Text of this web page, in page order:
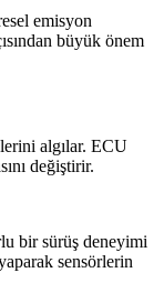
emisyon
büyük önem
algılar. ECU
değiştirir.
bir sürüş deneyimi
sensörlerin